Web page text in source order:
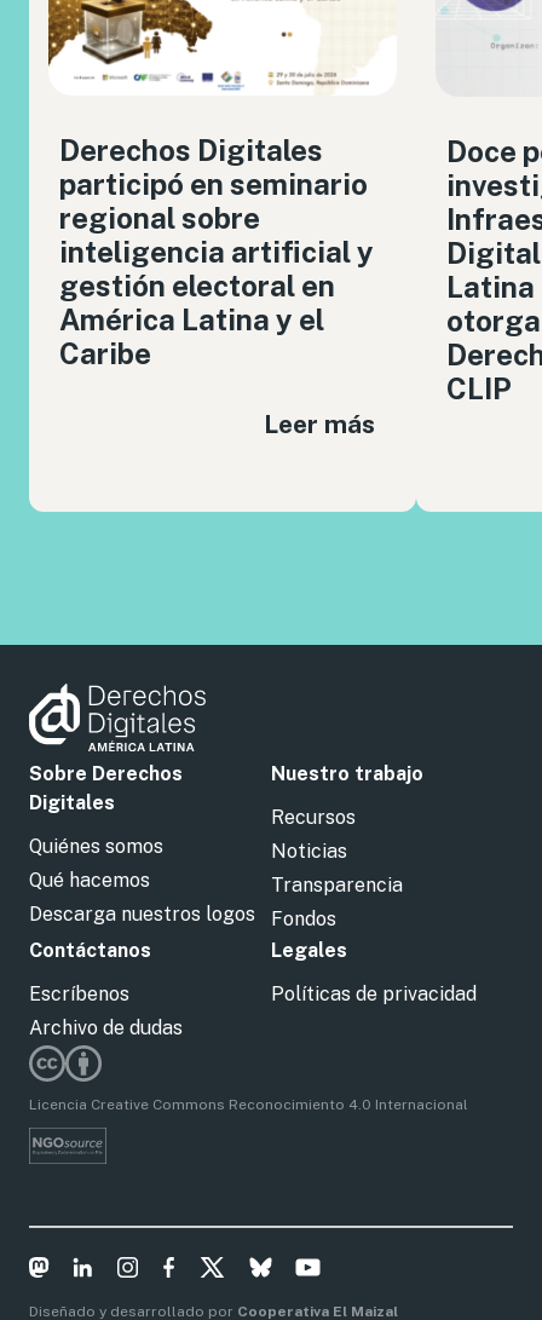
Derechos Digitales
participó en seminario
regional sobre
inteligencia artificial y
gestión electoral en
América Latina y el
Caribe
Leer más
Doce
Latina
CLIP
Sobre Derechos
Digitales
Quiénes somos
Qué hacemos
Descarga nuestros logos
Nuestro trabajo
Recursos
Noticias
Transparencia
Fondos
Contáctanos
Escríbenos
Archivo de dudas
Legales
Políticas de privacidad
Licencia Creative Commons Reconocimiento 4.0 Internacional
Diseñado y desarrollado por Cooperativa El Maizal